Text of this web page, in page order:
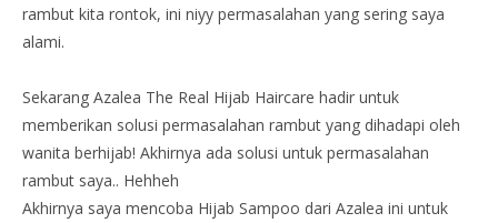
rambut kita rontok, ini niyy permasalahan yang sering saya
alami.
Sekarang Azalea The Real Hijab Haircare hadir untuk
memberikan solusi permasalahan rambut yang dihadapi oleh
wanita berhijab! Akhirnya ada solusi untuk permasalahan
rambut saya.. Hehheh
Akhirnya saya mencoba Hijab Sampoo dari Azalea ini untuk